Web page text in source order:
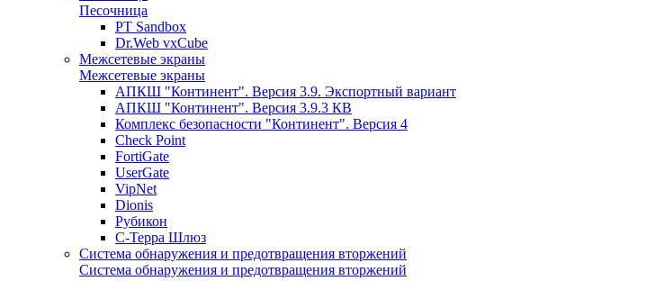
Песочница
PT Sandbox
Dr.Web vxCube
Межсетевые экраны
Межсетевые экраны
АПКШ "Континент". Версия 3.9. Экспортный вариант
АПКШ "Континент". Версия 3.9.3 КВ
Комплекс безопасности "Континент". Версия 4
Check Point
FortiGate
UserGate
VipNet
Dionis
Рубикон
С-Терра Шлюз
Система обнаружения и предотвращения вторжений
Система обнаружения и предотвращения вторжений